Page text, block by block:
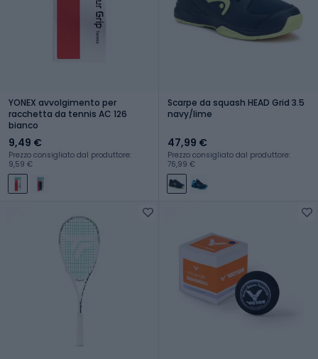
YONEX avvolgimento per
racchetta da tennis AC 126
bianco
9,49 €
Prezzo consigliato dal produttore:
9,59 €
Scarpe da squash HEAD Grid 3.5
navy/lime
47,99 €
Prezzo consigliato dal produttore:
76,99 €